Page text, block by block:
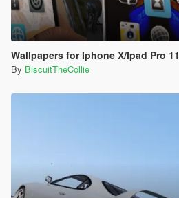
Wallpapers for Iphone X/Ipad Pro
By BiscuitTheCollie